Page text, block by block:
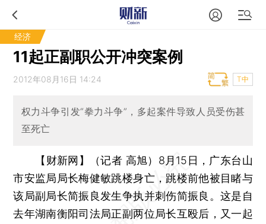
经济
11起正副职公开冲突案例
2012年08月16日 14:24 T中
权力斗争引发“拳力斗争”，多起案件导致人员受伤甚
至死亡
【财新网】（记者 高旭）8月15日，广东台山
市安监局局长梅健敏跳楼身亡，跳楼前他被目睹与
该局副局长简振良发生争执并刺伤简振良。这是自
去年湖南衡阳司法局正副两位局长互殴后，又一起